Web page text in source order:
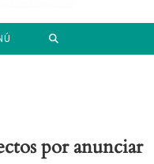
por anunciar